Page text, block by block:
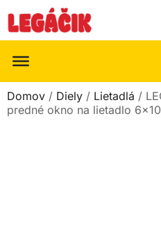
Domov / Diely / Lietadlá /
predné okno na lietadlo